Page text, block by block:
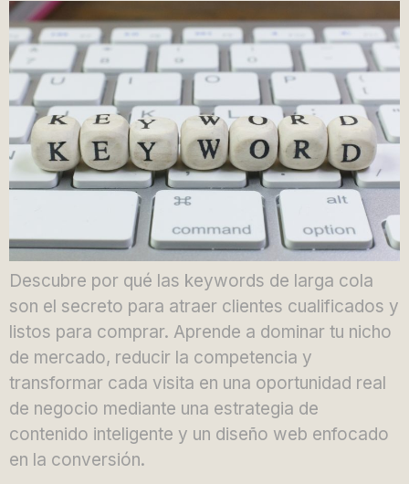
Descubre por qué las keywords de larga cola
son el secreto para atraer clientes cualificados y
listos para comprar. Aprende a dominar tu nicho
de mercado, reducir la competencia y
transformar cada visita en una oportunidad real
de negocio mediante una estrategia de
contenido inteligente y un diseño web enfocado
en la conversión.